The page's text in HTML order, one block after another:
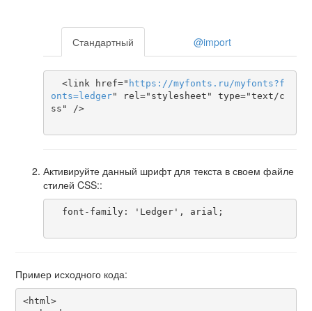
Стандартный @import
  <link href="
https ://myfonts . ru/myfonts?f
onts=ledger" rel="stylesheet" type="text/c
ss" />
Активируйте данный шрифт для текста в своем файле
стилей CSS::
Пример исходного кода:
<html>